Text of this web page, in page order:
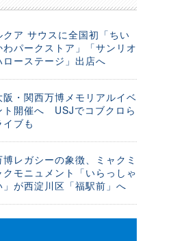
クア サウスに全国初「ちい
わパークストア」「サンリオ
ローステージ」出店へ
阪・関西万博メモリアルイベ
ト開催へ USJでコブクロら
イブも
博レガシーの象徴、ミャクミ
クモニュメント「いらっしゃ
」が西淀川区「福駅前」へ